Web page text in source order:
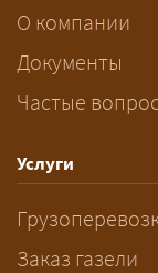
За
—
О компании
Документы
Частые
Услуги
Заказ газели